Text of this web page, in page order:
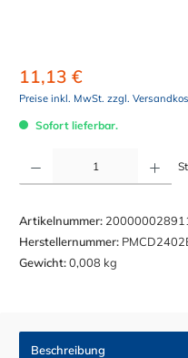
11,13 €
Preise inkl. MwSt. zzgl.
Sofort lieferbar.
Artikelnummer:
Herstellernummer:
Gewicht:0,008 kg
Beschreibung